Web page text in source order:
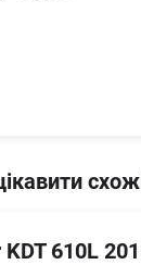
610L